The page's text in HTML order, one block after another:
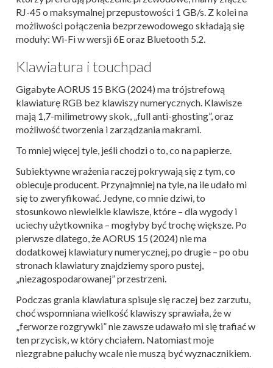
RJ-45 o maksymalnej przepustowości 1 GB/s. Z kolei na
możliwości połączenia bezprzewodowego składają się
moduły: Wi-Fi w wersji 6E oraz Bluetooth 5.2.
Klawiatura i touchpad
Gigabyte AORUS 15 BKG (2024) ma trójstrefową
klawiaturę RGB bez klawiszy numerycznych. Klawisze
mają 1,7-milimetrowy skok, „full anti-ghosting”, oraz
możliwość tworzenia i zarządzania makrami.
To mniej więcej tyle, jeśli chodzi o to, co na papierze.
Subiektywne wrażenia raczej pokrywają się z tym, co
obiecuje producent. Przynajmniej na tyle, na ile udało mi
się to zweryfikować. Jedyne, co mnie dziwi, to
stosunkowo niewielkie klawisze, które – dla wygody i
uciechy użytkownika – mogłyby być trochę większe. Po
pierwsze dlatego, że AORUS 15 (2024) nie ma
dodatkowej klawiatury numerycznej, po drugie – po obu
stronach klawiatury znajdziemy sporo pustej,
„niezagospodarowanej” przestrzeni.
Podczas grania klawiatura spisuje się raczej bez zarzutu,
choć wspomniana wielkość klawiszy sprawiała, że w
„ferworze rozgrywki” nie zawsze udawało mi się trafiać w
ten przycisk, w który chciałem. Natomiast moje
niezgrabne paluchy wcale nie muszą być wyznacznikiem.